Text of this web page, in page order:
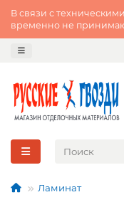
В связи с
временно не
Ламинат